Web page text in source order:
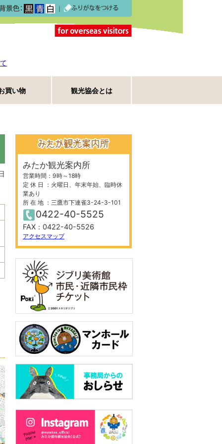
｜
買い物 観光協会とは
みたか観光案内所
営業時間：9時～18時
定 休 日 ：火曜日、年末年始、臨時休
業あり
所 在 地 ：三鷹市下連雀3-24-3-101
0422-40-5525
FAX：0422-40-5526
アクセスマップ